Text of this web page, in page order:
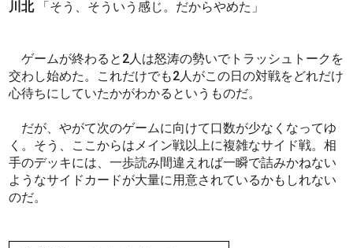
川北 「そう、そういう感じ。だからやめた」
ゲームが終わると2人は怒涛の勢いでトラッシュトークを
交わし始めた。これだけでも2人がこの日の対戦をどれだけ
心待ちにしていたかがわかるというものだ。
だが、やがて次のゲームに向けて口数が少なくなってゆ
く。そう、ここからはメイン戦以上に複雑なサイド戦。相
手のデッキには、一歩読み間違えれば一瞬で詰みかねない
ようなサイドカードが大量に用意されているかもしれない
のだ。